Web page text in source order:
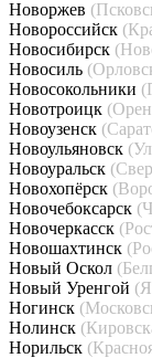
Новоржев
Новороссийск
Новосибирск
Новосиль
Новосокольники
Новотроицк
Новоузенск
Новоульяновск
Новоуральск
Новохопёрск
Новочебоксарск
Новочеркасск
Новошахтинск
Новый Оскол
Новый Уренгой
Ногинск
Нолинск
Норильск